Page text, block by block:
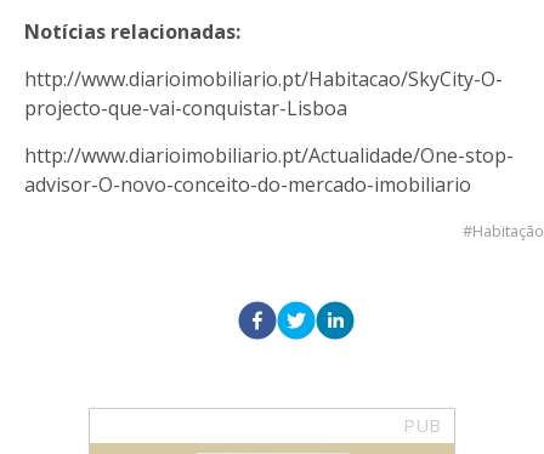
Notícias relacionadas:
http://www.diarioimobiliario.pt/Habitacao/SkyCity-O-
projecto-que-vai-conquistar-Lisboa
http://www.diarioimobiliario.pt/Actualidade/One-stop-
advisor-O-novo-conceito-do-mercado-imobiliario
Habitação
PUB